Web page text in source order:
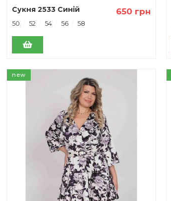
650 грн
Сукня 2533 Синій
50 52 54 56 58
new